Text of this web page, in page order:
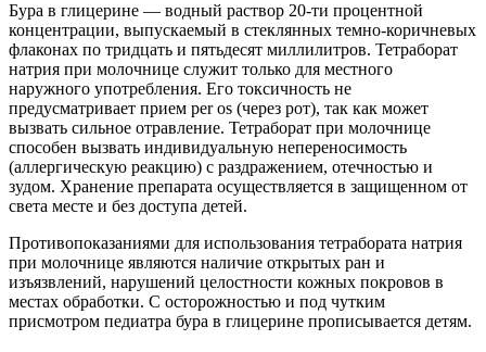
Бура в глицерине — водный раствор 20-ти процентной
концентрации, выпускаемый в стеклянных темно-коричневых
флаконах по тридцать и пятьдесят миллилитров. Тетраборат
натрия при молочнице служит только для местного
наружного употребления. Его токсичность не
предусматривает прием per os (через рот), так как может
вызвать сильное отравление. Тетраборат при молочнице
способен вызвать индивидуальную непереносимость
(аллергическую реакцию) с раздражением, отечностью и
зудом. Хранение препарата осуществляется в защищенном от
света месте и без доступа детей.
Противопоказаниями для использования тетрабората натрия
при молочнице являются наличие открытых ран и
изъязвлений, нарушений целостности кожных покровов в
местах обработки. С осторожностью и под чутким
присмотром педиатра бура в глицерине прописывается детям.